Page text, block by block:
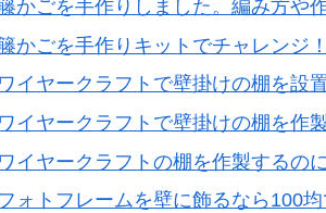
かごを手作りしました。編み方や
かごを手作りキットでチャレンジ
ワイヤークラフトで壁掛けの棚を設
ワイヤークラフトで壁掛けの棚を作
ワイヤークラフトの棚を作製するの
フォトフレームを壁に飾るなら100